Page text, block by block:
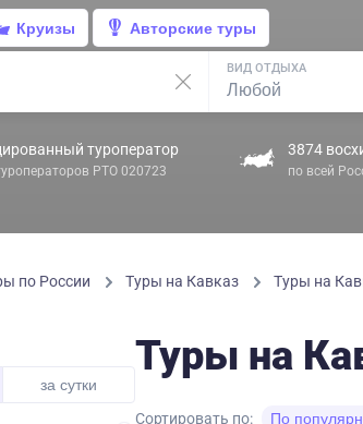
Круизы Авторские туры
ВИД ОТДЫХА
туроператор
РТО 020723
3874
по всей
по России Туры на Кавказ Туры на
за сутки
Туры на
Сортировать по: По